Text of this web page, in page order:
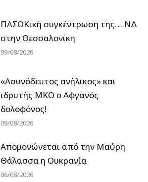
ΠΑΣΟΚική συγκέντρωση της… ΝΔ
στην Θεσσαλονίκη
09/08/2026
«Ασυνόδευτος ανήλικος» και
ιδρυτής ΜΚΟ ο Αφγανός
δολοφόνος!
09/08/2026
Απομονώνεται από την Μαύρη
Θάλασσα η Ουκρανία
06/08/2026